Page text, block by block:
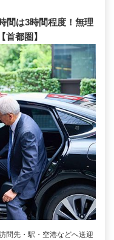
間は3時間程度！無理
都圏】
問先・駅・空港などへ送迎